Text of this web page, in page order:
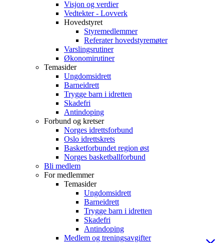
Visjon og verdier
Vedtekter - Lovverk
Hovedstyret
Styremedlemmer
Referater hovedstyremøter
Varslingsrutiner
Økonomirutiner
Temasider
Ungdomsidrett
Barneidrett
Trygge barn i idretten
Skadefri
Antindoping
Forbund og kretser
Norges idrettsforbund
Oslo idrettskrets
Basketforbundet region øst
Norges basketballforbund
Bli medlem
For medlemmer
Temasider
Ungdomsidrett
Barneidrett
Trygge barn i idretten
Skadefri
Antindoping
Medlem og treningsavgifter